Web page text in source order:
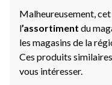
Malheureusement,
l’assortiment du
les magasins de la
Ces produits
vous intéresser.